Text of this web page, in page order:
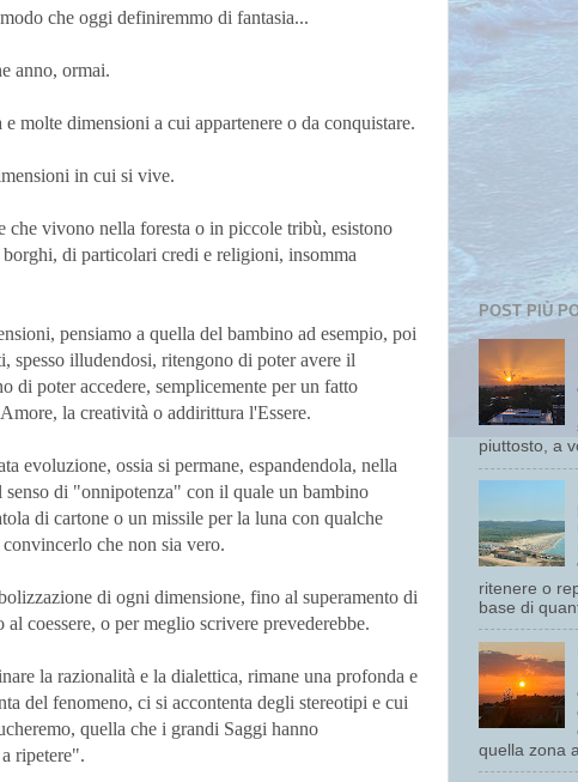
che oggi definiremmo di fantasia...
anno, ormai.
molte dimensioni a cui appartenere o da conquistare.
in cui si vive.
che vivono nella foresta o in piccole tribù, esistono
di particolari credi e religioni, insomma
pensiamo a quella del bambino ad esempio, poi
spesso illudendosi, ritengono di poter avere il
di poter accedere, semplicemente per un fatto
la creatività o addirittura l'Essere.
evoluzione, ossia si permane, espandendola, nella
di "onnipotenza" con il quale un bambino
di cartone o un missile per la luna con qualche
che non sia vero.
di ogni dimensione, fino al superamento di
coessere, o per meglio scrivere prevederebbe.
la razionalità e la dialettica, rimane una profonda e
del fenomeno, ci si accontenta degli stereotipi e cui
quella che i grandi Saggi hanno
ripetere".
POST PIÙ
piuttosto, a
ritenere o
base di
quella zona